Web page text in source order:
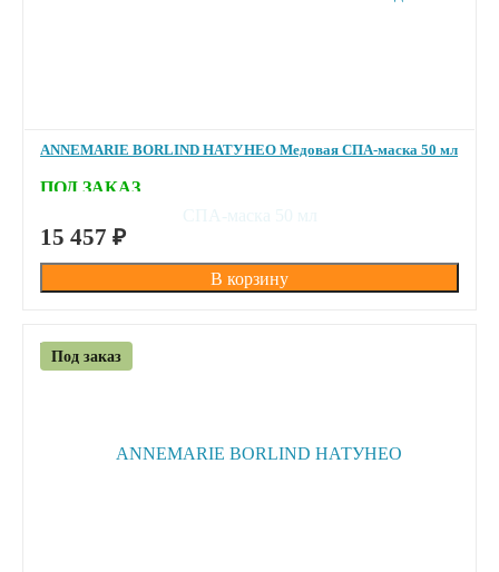
ANNEMARIE BORLIND НАТУНЕО Медовая СПА-маска 50 мл
ПОД ЗАКАЗ
15 457 ₽
Под заказ